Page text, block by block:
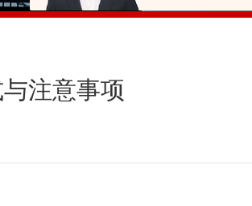
注意事项